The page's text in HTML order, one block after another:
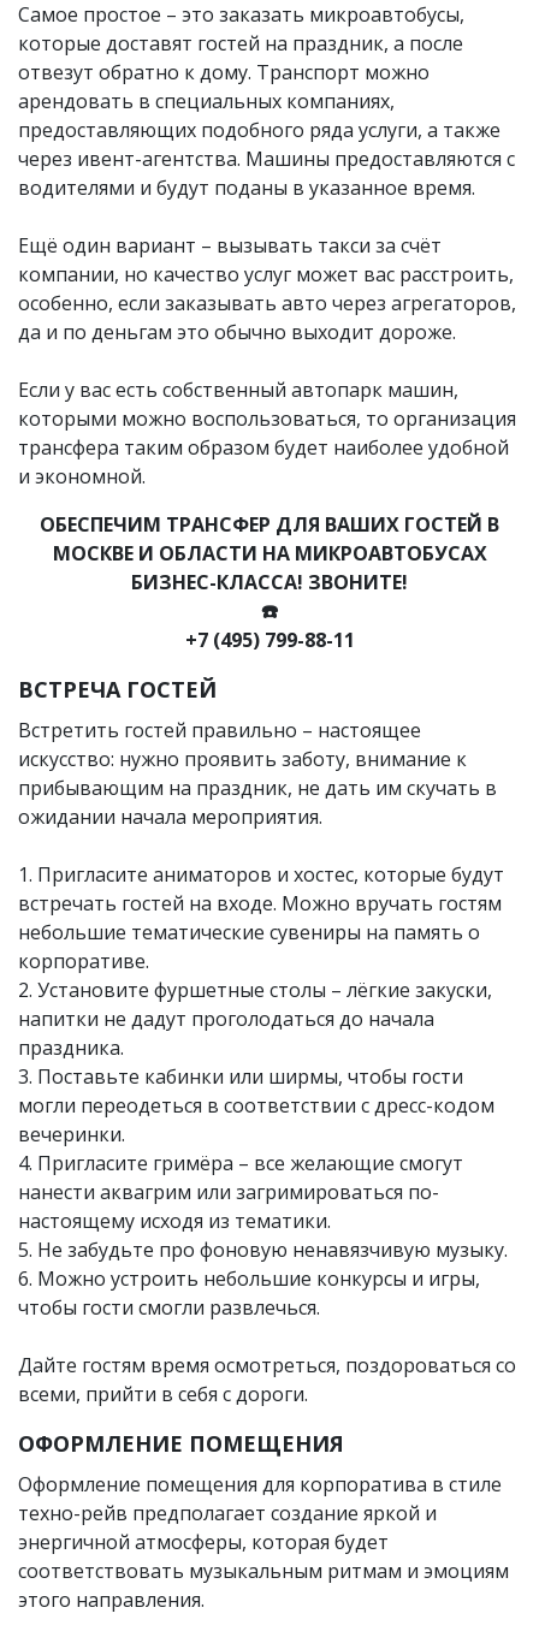
Самое простое – это заказать микроавтобусы,
которые доставят гостей на праздник, а после
отвезут обратно к дому. Транспорт можно
арендовать в специальных компаниях,
предоставляющих подобного ряда услуги, а также
через ивент-агентства. Машины предоставляются с
водителями и будут поданы в указанное время.
Ещё один вариант – вызывать такси за счёт
компании, но качество услуг может вас расстроить,
особенно, если заказывать авто через агрегаторов,
да и по деньгам это обычно выходит дороже.
Если у вас есть собственный автопарк машин,
которыми можно воспользоваться, то организация
трансфера таким образом будет наиболее удобной
и экономной.
ОБЕСПЕЧИМ ТРАНСФЕР ДЛЯ ВАШИХ ГОСТЕЙ В
МОСКВЕ И ОБЛАСТИ НА МИКРОАВТОБУСАХ
БИЗНЕС-КЛАССА! ЗВОНИТЕ!
☎️
+7 (495) 799-88-11
ВСТРЕЧА ГОСТЕЙ
Встретить гостей правильно – настоящее
искусство: нужно проявить заботу, внимание к
прибывающим на праздник, не дать им скучать в
ожидании начала мероприятия.
1. Пригласите аниматоров и хостес, которые будут
встречать гостей на входе. Можно вручать гостям
небольшие тематические сувениры на память о
корпоративе.
2. Установите фуршетные столы – лёгкие закуски,
напитки не дадут проголодаться до начала
праздника.
3. Поставьте кабинки или ширмы, чтобы гости
могли переодеться в соответствии с дресс-кодом
вечеринки.
4. Пригласите гримёра – все желающие смогут
нанести аквагрим или загримироваться по-
настоящему исходя из тематики.
5. Не забудьте про фоновую ненавязчивую музыку.
6. Можно устроить небольшие конкурсы и игры,
чтобы гости смогли развлечься.
Дайте гостям время осмотреться, поздороваться со
всеми, прийти в себя с дороги.
ОФОРМЛЕНИЕ ПОМЕЩЕНИЯ
Оформление помещения для корпоратива в стиле
техно-рейв предполагает создание яркой и
энергичной атмосферы, которая будет
соответствовать музыкальным ритмам и эмоциям
этого направления.